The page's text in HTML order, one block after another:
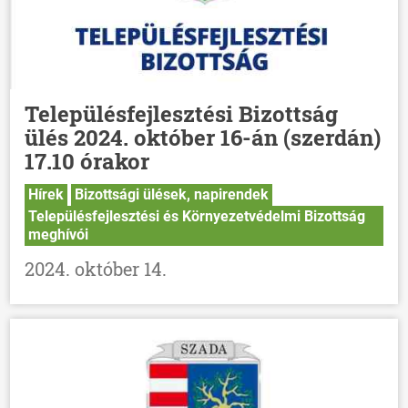
Településfejlesztési Bizottság
ülés 2024. október 16-án (szerdán)
17.10 órakor
Hírek
Bizottsági ülések, napirendek
Településfejlesztési és Környezetvédelmi Bizottság
meghívói
2024. október 14.